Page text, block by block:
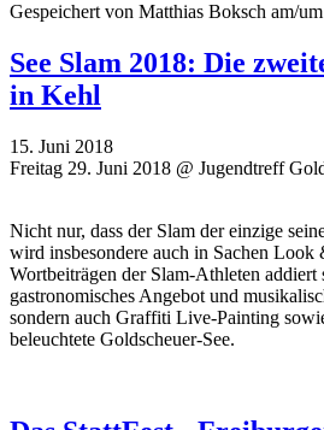
Gespeichert von Matthias Boksch am/
See Slam 2018: Die
in Kehl
15. Juni 2018
Freitag 29. Juni 2018 @ Jugendtreff
Nicht nur, dass der Slam der einzige
wird insbesondere auch in Sachen Look
Wortbeiträgen der Slam-Athleten addiert
gastronomisches Angebot und
sondern auch Graffiti Live-Painting
beleuchtete Goldscheuer-See.